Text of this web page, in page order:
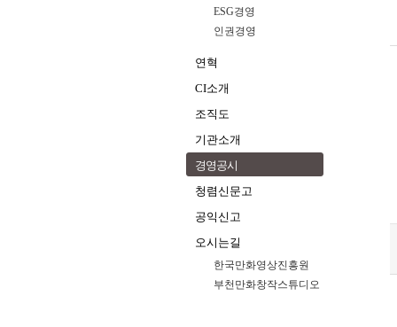
ESG경영
인권경영
연혁
CI소개
조직도
기관소개
경영공시
청렴신문고
공익신고
오시는길
한국만화영상진흥원
부천만화창작스튜디오